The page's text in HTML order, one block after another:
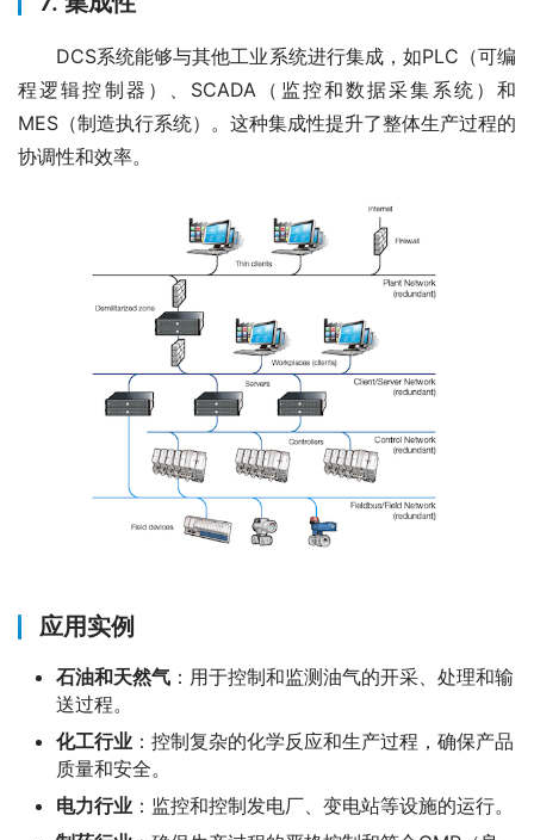
DCS系统能够与其他工业系统进行集成，如PLC（可编
程逻辑控制器）、SCADA（监控和数据采集系统）和
MES（制造执行系统）。这种集成性提升了整体生产过程的
协调性和效率。
应用实例
石油和天然气 ：用于控制和监测油气的开采、处理和输
送过程。
化工行业 ：控制复杂的化学反应和生产过程，确保产品
质量和安全。
电力行业 ：监控和控制发电厂、变电站等设施的运行。